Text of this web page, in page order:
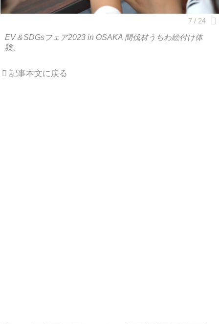
EV＆SDGsフェア2023 in OSAKA 間伐材うちわ絵付け体
験。
記事本文に戻る